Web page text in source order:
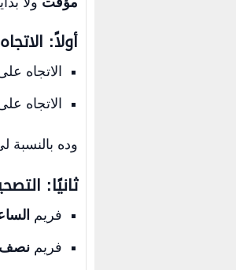
أولاً:
الاتجاه
الاتجاه
وده بالنسبة
ثانيًا:
فريم
فريم نصف